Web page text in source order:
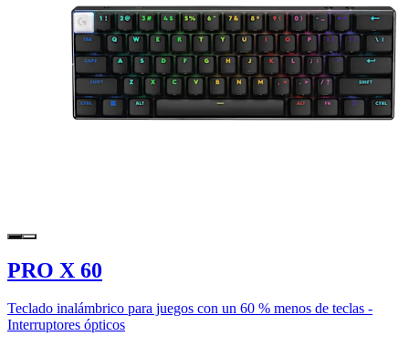
PRO X 60
Teclado inalámbrico para juegos con un 60 % menos de teclas -
Interruptores ópticos